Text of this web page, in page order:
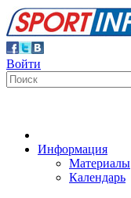
Войти
Информация
Материалы
Календарь